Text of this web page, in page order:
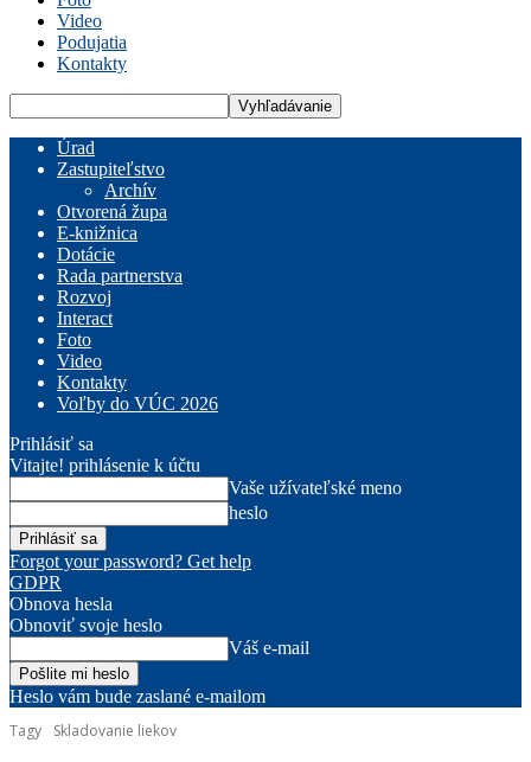
Video
Podujatia
Kontakty
Úrad
Zastupiteľstvo
Archív
Otvorená župa
E-knižnica
Dotácie
Rada partnerstva
Rozvoj
Interact
Foto
Video
Kontakty
Voľby do VÚC 2026
Prihlásiť sa
Vitajte! prihlásenie k účtu
Vaše užívateľské meno
heslo
Forgot your password? Get help
GDPR
Obnova hesla
Obnoviť svoje heslo
Váš e-mail
Heslo vám bude zaslané e-mailom
Tagy
Skladovanie liekov